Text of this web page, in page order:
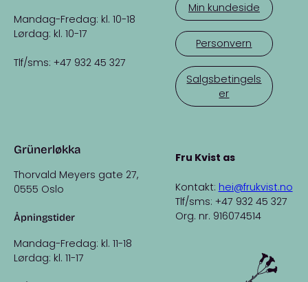
Mandag-Fredag: kl. 10-18
Lørdag: kl. 10-17
Tlf/sms: +47 932 45 327
Grünerløkka
Thorvald Meyers gate 27,
0555 Oslo
Åpningstider
Mandag-Fredag: kl. 11-18
Lørdag: kl. 11-17
Min kundeside
Personvern
Salgsbetingels
er
Fru Kvist as
Kontakt: hei@frukvist.no
Tlf/sms: +47 932 45 327
Org. nr. 916074514